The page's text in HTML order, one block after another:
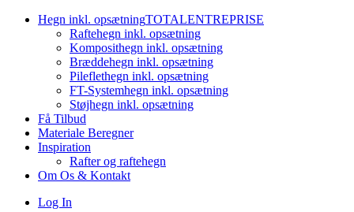
Hegn inkl. opsætningTOTALENTREPRISE
Raftehegn inkl. opsætning
Komposithegn inkl. opsætning
Bræddehegn inkl. opsætning
Pileflethegn inkl. opsætning
FT-Systemhegn inkl. opsætning
Støjhegn inkl. opsætning
Få Tilbud
Materiale Beregner
Inspiration
Rafter og raftehegn
Om Os & Kontakt
Log In